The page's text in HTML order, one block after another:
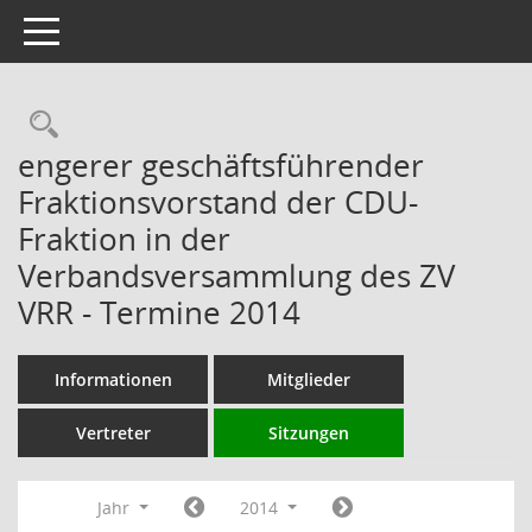
Toggle navigation
Rechercheauswahl
engerer geschäftsführender
Fraktionsvorstand der CDU-
Fraktion in der
Verbandsversammlung des ZV
VRR - Termine 2014
Informationen Mitglieder
Vertreter Sitzungen
Jahr
2014